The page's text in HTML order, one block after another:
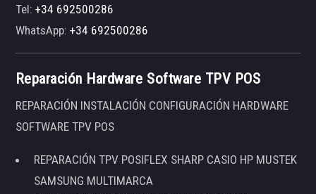
Tel:+34 692500286
WhatsApp:+34 692500286
Reparación Hardware Software TPV POS
REPARACIÓN INSTALACIÓN CONFIGURACIÓN HARDWARE
SOFTWARE TPV POS
REPARACIÓN TPV POSIFLEX SHARP CASIO HP MUSTEK
SAMSUNG MULTIMARCA